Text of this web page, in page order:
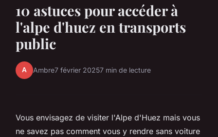
10 astuces pour accéder à
l'alpe d'huez en transports
public
A Ambre7 février 20257 min de lecture
Vous envisagez de visiter l'Alpe d'Huez mais vous
ne savez pas comment vous y rendre sans voiture